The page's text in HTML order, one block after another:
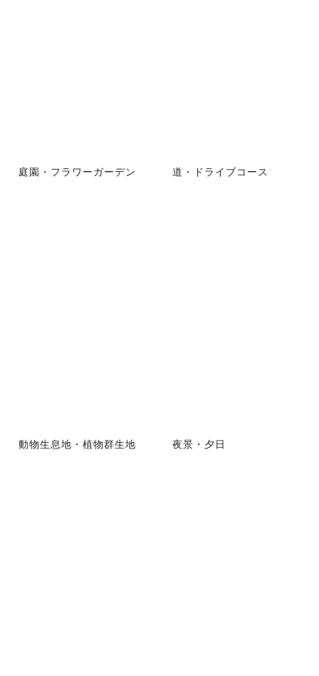
庭園・フラワーガーデン 道・ドライブコース
動物生息地・植物群生地 夜景・夕日